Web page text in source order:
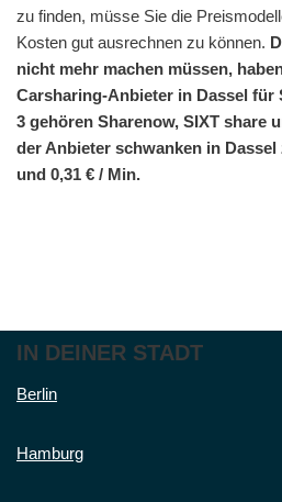
zu finden, müsse Sie die
Kosten gut ausrechnen zu können.
nicht mehr machen müssen,
Carsharing-Anbieter in Dassel für
3 gehören Sharenow, SIXT share
der Anbieter schwanken in Dassel
und 0,31 € / Min.
IN DEINER STADT
Berlin
Hamburg